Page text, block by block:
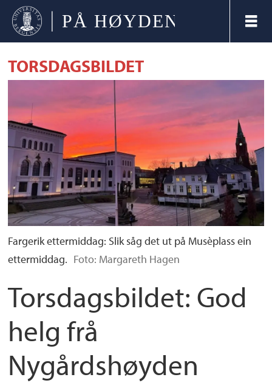
TORSDAGSBILDET
Fargerik ettermiddag: Slik såg det ut på Musèplass ein
ettermiddag. Foto: Margareth Hagen
Torsdagsbildet: God
helg frå
Nygårdshøyden